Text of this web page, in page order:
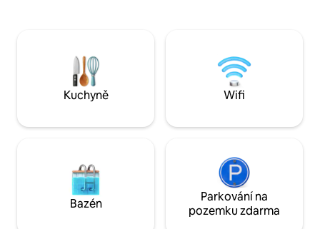
přímý přístup autem od hlavního vjezdu
rodinou.
Kuchyně Wifi
Bazén
Parkování na
pozemku zdarma